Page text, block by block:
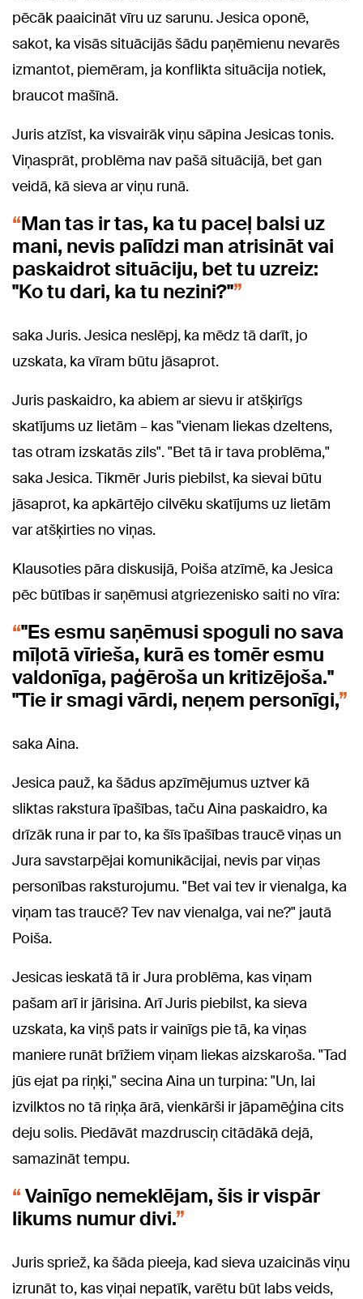
pēcāk paaicināt vīru uz sarunu. Jesica oponē,
sakot, ka visās situācijās šādu paņēmienu nevarēs
izmantot, piemēram, ja konflikta situācija notiek,
braucot mašīnā.
Juris atzīst, ka visvairāk viņu sāpina Jesicas tonis.
Viņasprāt, problēma nav pašā situācijā, bet gan
veidā, kā sieva ar viņu runā.
Man tas ir tas, ka tu paceļ balsi uz
mani, nevis palīdzi man atrisināt vai
paskaidrot situāciju, bet tu uzreiz:
"Ko tu dari, ka tu nezini?"
saka Juris. Jesica neslēpj, ka mēdz tā darīt, jo
uzskata, ka vīram būtu jāsaprot.
Juris paskaidro, ka abiem ar sievu ir atšķirīgs
skatījums uz lietām – kas "vienam liekas dzeltens,
tas otram izskatās zils". "Bet tā ir tava problēma,"
saka Jesica. Tikmēr Juris piebilst, ka sievai būtu
jāsaprot, ka apkārtējo cilvēku skatījums uz lietām
var atšķirties no viņas.
Klausoties pāra diskusijā, Poiša atzīmē, ka Jesica
pēc būtības ir saņēmusi atgriezenisko saiti no vīra:
"Es esmu saņēmusi spoguli no sava
mīļotā vīrieša, kurā es tomēr esmu
valdonīga, paģēroša un kritizējoša."
"Tie ir smagi vārdi, neņem personīgi,
saka Aina.
Jesica pauž, ka šādus apzīmējumus uztver kā
sliktas rakstura īpašības, taču Aina paskaidro, ka
drīzāk runa ir par to, ka šīs īpašības traucē viņas un
Jura savstarpējai komunikācijai, nevis par viņas
personības raksturojumu. "Bet vai tev ir vienalga, ka
viņam tas traucē? Tev nav vienalga, vai ne?" jautā
Poiša.
Jesicas ieskatā tā ir Jura problēma, kas viņam
pašam arī ir jārisina. Arī Juris piebilst, ka sieva
uzskata, ka viņš pats ir vainīgs pie tā, ka viņas
maniere runāt brīžiem viņam liekas aizskaroša. "Tad
jūs ejat pa riņķi," secina Aina un turpina: "Un, lai
izvilktos no tā riņķa ārā, vienkārši ir jāpamēģina cits
deju solis. Piedāvāt mazdrusciņ citādākā dejā,
samazināt tempu.
Vainīgo nemeklējam, šis ir vispār
likums numur divi.
Juris spriež, ka šāda pieeja, kad sieva uzaicinās viņu
izrunāt to, kas viņai nepatīk, varētu būt labs veids,